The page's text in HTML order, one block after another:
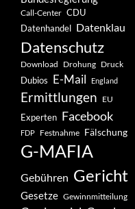
Call-Center CDU
Datenhandel Datenklau
Datenschutz
Download Drohung Druck
Dubios E-Mail England
Ermittlungen EU
Experten Facebook
FDP Festnahme Fälschung
G-MAFIA
Gebühren Gericht
Gesetze Gewinnmitteilung